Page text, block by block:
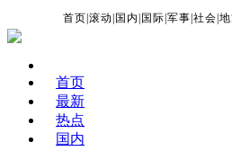
首页 |滚动 国内 国际 |军事 |社会 |
首页
最新
热点
国内